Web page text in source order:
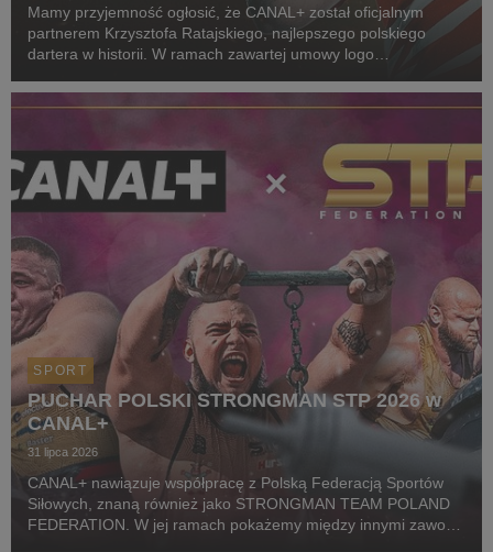
Mamy przyjemność ogłosić, że CANAL+ został oficjalnym
partnerem Krzysztofa Ratajskiego, najlepszego polskiego
dartera w historii. W ramach zawartej umowy logo
startowych naszego zawodnika podczas
SPORT
PUCHAR POLSKI STRONGMAN STP 2026 w
CANAL+
31 lipca 2026
CANAL+ nawiązuje współpracę z Polską Federacją Sportów
Siłowych, znaną również jako STRONGMAN TEAM POLAND
FEDERATION. W jej ramach pokażemy między innymi zawody